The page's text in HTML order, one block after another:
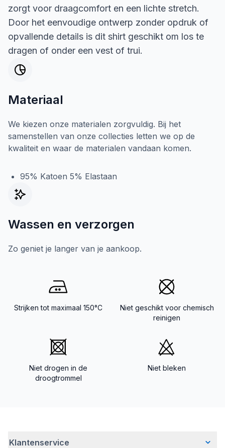
zorgt voor draagcomfort en een lichte stretch.
Door het eenvoudige ontwerp zonder opdruk of
opvallende details is dit shirt geschikt om los te
dragen of onder een vest of trui.
Materiaal
We kiezen onze materialen zorgvuldig. Bij het
samenstellen van onze collecties letten we op de
kwaliteit en waar de materialen vandaan komen.
95% Katoen 5% Elastaan
Wassen en verzorgen
Zo geniet je langer van je aankoop.
Strijken tot maximaal 150°C
Niet geschikt voor chemisch
reinigen
Niet drogen in de
droogtrommel
Niet bleken
Klantenservice